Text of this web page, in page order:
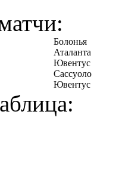
Болонья
Аталанта
Ювентус
Сассуоло
Ювентус